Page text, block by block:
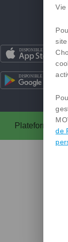
Plateforme
Vie
de